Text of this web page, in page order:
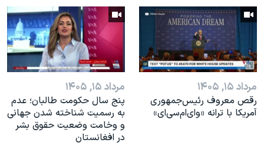
مرداد ۱۵, ۱۴۰۵
رقص معروف رئیس‌جمهوری
آمریکا با ترانه «وای‌ام‌سی‌ای»
مرداد ۱۵, ۱۴۰۵
پنج سال حکومت طالبان؛ عدم
به رسمیت شناخته شدن جهانی
و وخامت وضعیت حقوق بشر
در افغانستان